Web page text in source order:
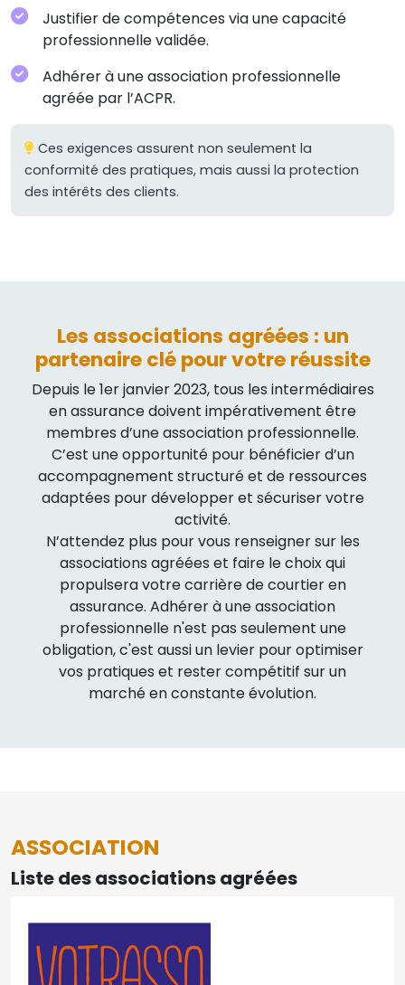
Justifier de compétences via une capacité
professionnelle validée.
Adhérer à une association professionnelle
agréée par l’ACPR.
Ces exigences assurent non seulement la
conformité des pratiques, mais aussi la protection
des intérêts des clients.
Les associations agréées : un
partenaire clé pour votre réussite
Depuis le 1er janvier 2023, tous les intermédiaires
en assurance doivent impérativement être
membres d’une association professionnelle.
C’est une opportunité pour bénéficier d’un
accompagnement structuré et de ressources
adaptées pour développer et sécuriser votre
activité.
N’attendez plus pour vous renseigner sur les
associations agréées et faire le choix qui
propulsera votre carrière de courtier en
assurance. Adhérer à une association
professionnelle n'est pas seulement une
obligation, c'est aussi un levier pour optimiser
vos pratiques et rester compétitif sur un
marché en constante évolution.
ASSOCIATION
Liste des associations agréées